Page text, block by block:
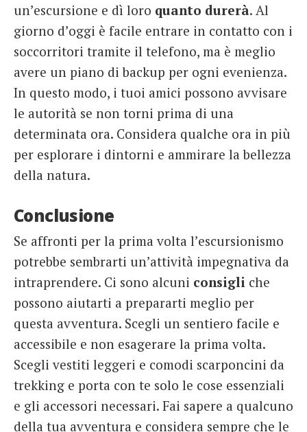
un’escursione e dì loro quanto durerà. Al
giorno d’oggi è facile entrare in contatto con i
soccorritori tramite il telefono, ma è meglio
avere un piano di backup per ogni evenienza.
In questo modo, i tuoi amici possono avvisare
le autorità se non torni prima di una
determinata ora. Considera qualche ora in più
per esplorare i dintorni e ammirare la bellezza
della natura.
Conclusione
Se affronti per la prima volta l’escursionismo
potrebbe sembrarti un’attività impegnativa da
intraprendere. Ci sono alcuni consigli che
possono aiutarti a prepararti meglio per
questa avventura. Scegli un sentiero facile e
accessibile e non esagerare la prima volta.
Scegli vestiti leggeri e comodi scarponcini da
trekking e porta con te solo le cose essenziali
e gli accessori necessari. Fai sapere a qualcuno
della tua avventura e considera sempre che le